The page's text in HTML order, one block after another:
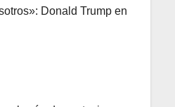
Donald Trump en